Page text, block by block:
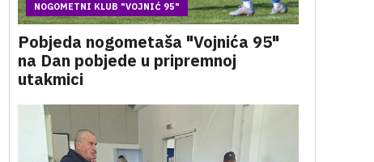
NOGOMETNI KLUB "VOJNIĆ 95"
Pobjeda nogometaša "Vojnića 95"
na Dan pobjede u pripremnoj
utakmici